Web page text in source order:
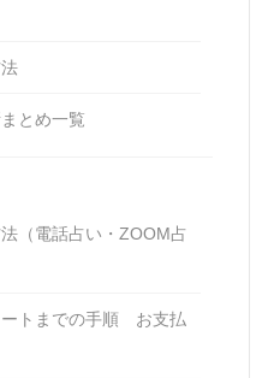
とめ一覧
（電話占い・ZOOM占
トまでの手順 お支払